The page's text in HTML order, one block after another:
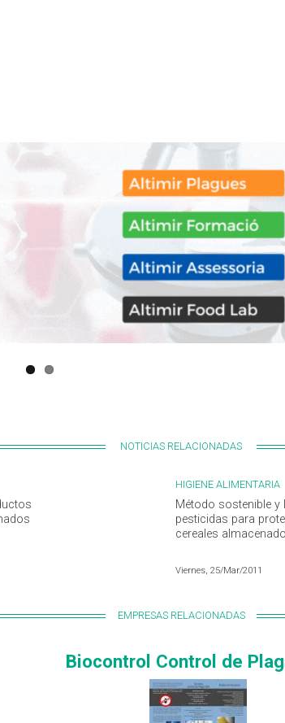
NOTICIAS RELACIONADAS
HIGIENE ALIMENTARIA
Método sostenible y
pesticidas para
cereales
Viernes, 25/Mar/2011
EMPRESAS RELACIONADAS
Biocontrol Control de